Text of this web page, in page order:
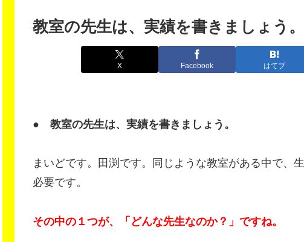
教室の先生は、実績を書きましょう。
X Facebook はてブ
● 教室の先生は、実績を書きましょう。
まいどです。田渕です。同じような教室がある中で、
必要です。
その中の１つが、「どんな先生なのか？」ですね。